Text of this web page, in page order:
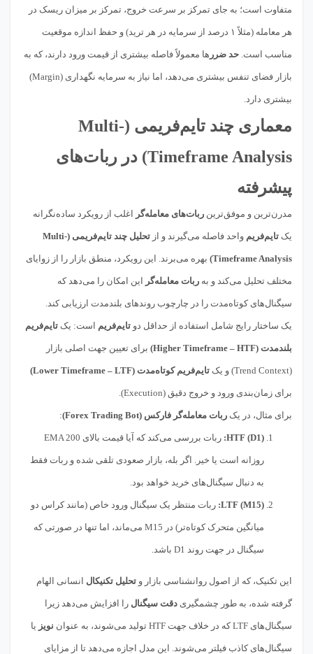
متفاوت است؛ به جای تمرکز بر سرعت خروج، تمرکز بر میزان ریسک در
هر معامله (مثلاً ۱ درصد از سرمایه در هر ترید) و حفظ اندازه موقعیت
مناسب است. حد ضرر ها معمولاً فاصله بیشتری از قیمت ورود دارند، که به
بازار فضای تنفس بیشتری می‌دهد، اما نیاز به سرمایه نگهداری (Margin)
بیشتری دارد.
معماری چند تایم‌فریمی (Multi-
Timeframe Analysis) در ربات‌های
پیشرفته
مدرن‌ترین و موفق‌ترین ربات‌های معامله‌گر اغلب از رویکرد ساده‌نگرانه
یک تایم‌فریم واحد فاصله می‌گیرند و از تحلیل چند تایم‌فریمی (Multi-
Timeframe Analysis) بهره می‌برند. این رویکرد، منطق بازار را از زوایای
مختلف تحلیل می‌کند و به ربات معامله‌گر این امکان را می‌دهد که
سیگنال‌های کوتاه‌مدت را در چارچوب روندهای بلندمدت ارزیابی کند.
یک ساختار رایج شامل استفاده از حداقل دو تایم‌فریم است: یک تایم‌فریم
بلندمدت (Higher Timeframe – HTF) برای تعیین جهت اصلی بازار
(Trend Context) و یک تایم‌فریم کوتاه‌مدت (Lower Timeframe – LTF)
برای زمان‌بندی ورود و خروج دقیق (Execution).
برای مثال، در یک ربات معامله‌گر فارکس (Forex Trading Bot) :
HTF (D1): ربات بررسی می‌کند که آیا قیمت بالای EMA 200
روزانه است یا خیر. اگر بله، بازار صعودی تلقی شده و ربات فقط
به دنبال سیگنال‌های خرید خواهد بود.
LTF (M15): ربات منتظر یک سیگنال ورود خاص (مانند کراس دو
میانگین متحرک کوتاه‌تر) در M15 می‌ماند، اما تنها در صورتی که
سیگنال در جهت روند D1 باشد.
این تکنیک، که از اصول روانشناسی بازار و تحلیل تکنیکال انسانی الهام
گرفته شده، به طور چشمگیری دقت سیگنال را افزایش می‌دهد زیرا
سیگنال‌های LTF که در خلاف جهت HTF تولید می‌شوند، به عنوان نویز یا
سیگنال‌های کاذب فیلتر می‌شوند. این مدل اجازه می‌دهد تا از مزایای